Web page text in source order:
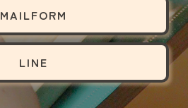
MAILFORM
LINE